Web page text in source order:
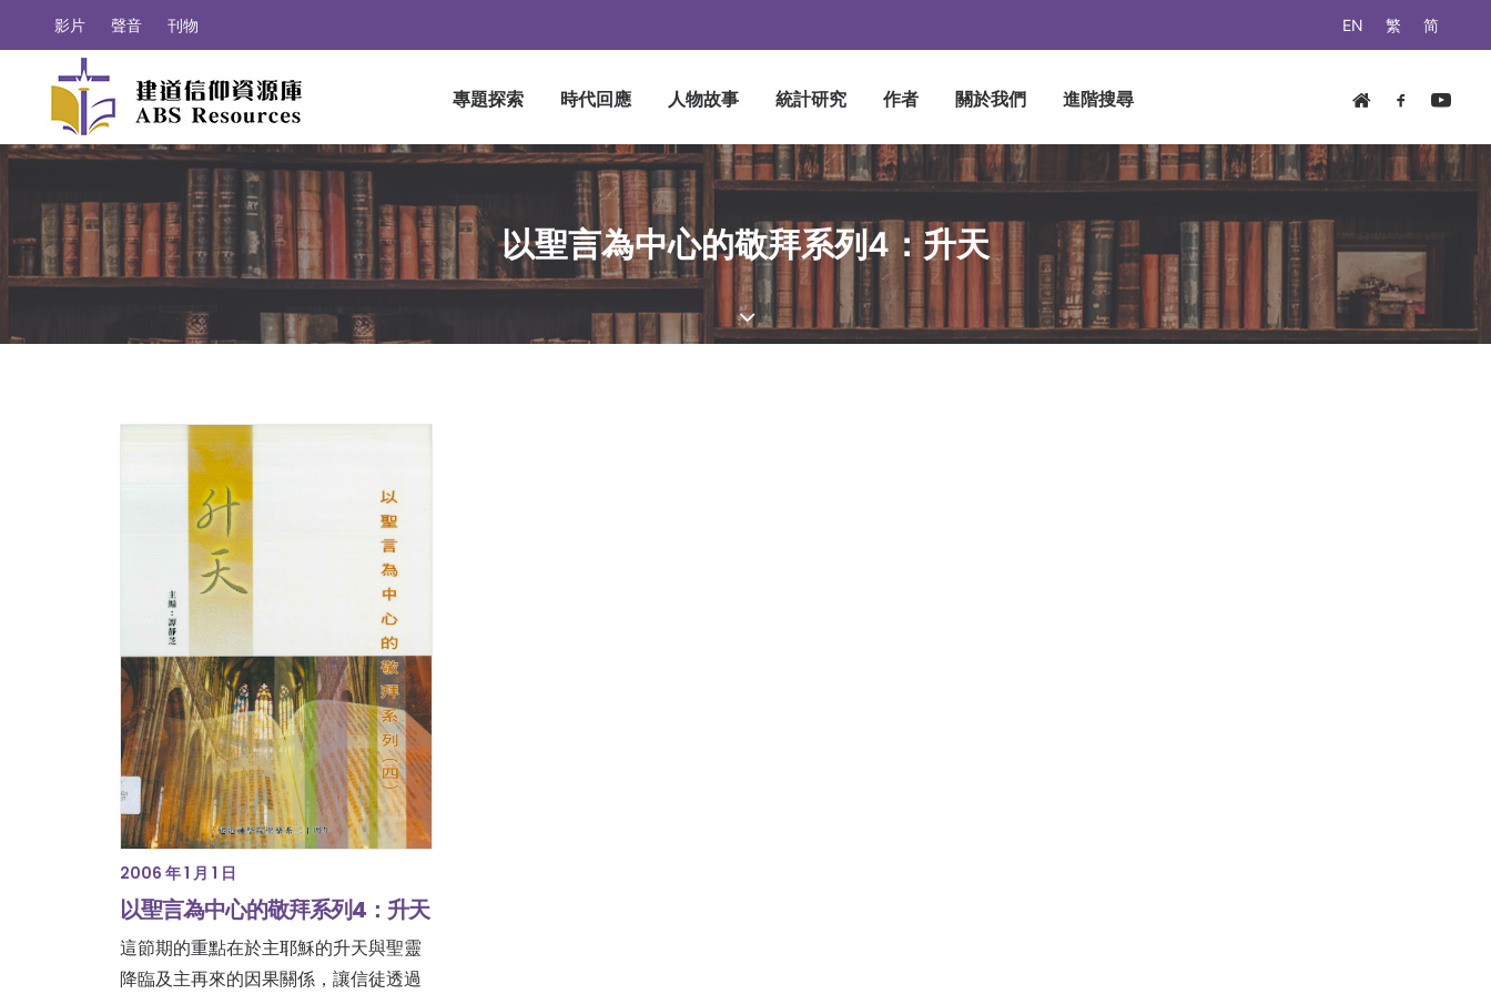
EN 繁 简
影片 聲音 刊物
專題探索 時代回應 人物故事 統計研究 作者 關於我們 進階搜尋
以聖言為中心的敬拜系列4：升天
2006 年 1 月 1 日
以聖言為中心的敬拜系列4：升天
這節期的重點在於主耶穌的升天與聖靈
降臨及主再來的因果關係，讓信徒透過